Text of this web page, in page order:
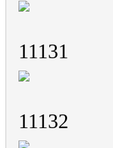
11131
11132